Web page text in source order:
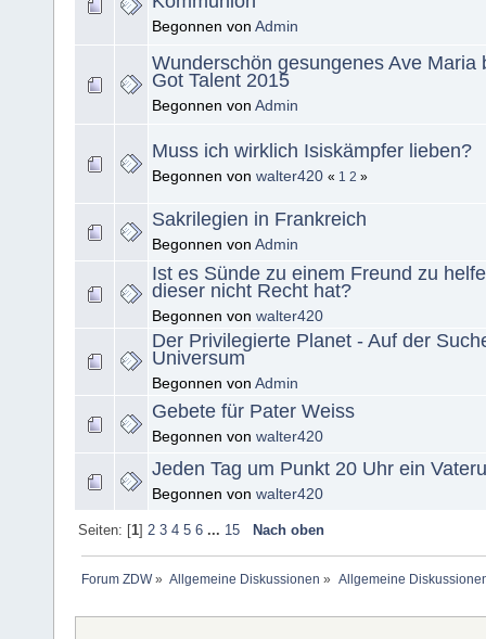
Begonnen von Admin
Wunderschön gesungenes Ave Maria
Got Talent 2015
Begonnen von Admin
Muss ich wirklich Isiskämpfer lieben?
Begonnen von walter420 « 1 2 »
Sakrilegien in Frankreich
Begonnen von Admin
Ist es Sünde zu einem Freund zu
dieser nicht Recht hat?
Begonnen von walter420
Der Privilegierte Planet - Auf der
Universum
Begonnen von Admin
Gebete für Pater Weiss
Begonnen von walter420
Jeden Tag um Punkt 20 Uhr ein
Begonnen von walter420
Seiten: [1] 2 3 4 5 6 ... 15 Nach oben
Forum ZDW» Allgemeine Diskussionen » Allgemeine